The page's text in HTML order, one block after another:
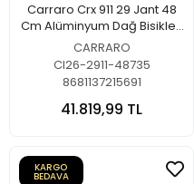
Carraro Crx 911 29 Jant 48
Cm Alüminyum Dağ Bisikleti
Krom Kırmızı-Şeftali
CARRARO
CI26-2911-48735
8681137215691
41.819,99 TL
KARGO
BEDAVA